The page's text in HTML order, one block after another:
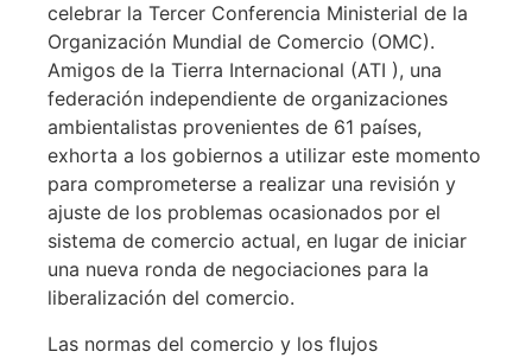
celebrar la Tercer Conferencia Ministerial de la
Organización Mundial de Comercio (OMC).
Amigos de la Tierra Internacional (ATI ), una
federación independiente de organizaciones
ambientalistas provenientes de 61 países,
exhorta a los gobiernos a utilizar este momento
para comprometerse a realizar una revisión y
ajuste de los problemas ocasionados por el
sistema de comercio actual, en lugar de iniciar
una nueva ronda de negociaciones para la
liberalización del comercio.
Las normas del comercio y los flujos